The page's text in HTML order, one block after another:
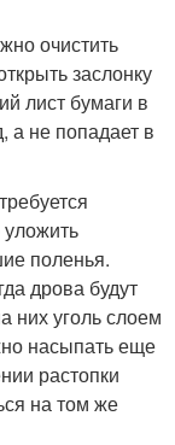
очистить
заслонку
лист бумаги в
а не попадает в
поленья.
дрова будут
них уголь слоем
насыпать еще
растопки
на том же